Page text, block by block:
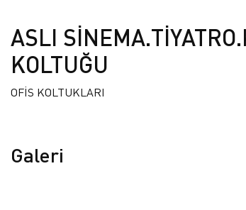
ASLI
KOLTUĞU
OFİS KOLTUKLARI
Galeri